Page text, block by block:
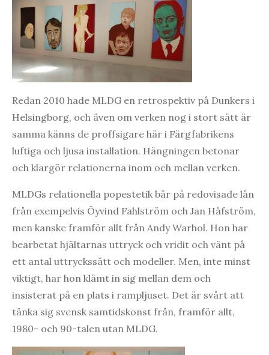
Redan 2010 hade MLDG en retrospektiv på Dunkers i
Helsingborg, och även om verken nog i stort sätt är
samma känns de proffsigare här i Färgfabrikens
luftiga och ljusa installation. Hängningen betonar
och klargör relationerna inom och mellan verken.
MLDGs relationella popestetik bär på redovisade lån
från exempelvis Öyvind Fahlström och Jan Håfström,
men kanske framför allt från Andy Warhol. Hon har
bearbetat hjältarnas uttryck och vridit och vänt på
ett antal uttryckssätt och modeller. Men, inte minst
viktigt, har hon klämt in sig mellan dem och
insisterat på en plats i rampljuset. Det är svårt att
tänka sig svensk samtidskonst från, framför allt,
1980- och 90-talen utan MLDG.